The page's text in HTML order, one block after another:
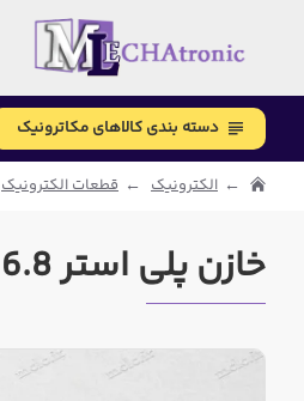
دسته بندی کالاهای مکاترونیک
الکترونیک قطعات الکترونیک
خازن پلی استر 6.8 نانو فاراد 100 ولت | 6.8nF 100 V